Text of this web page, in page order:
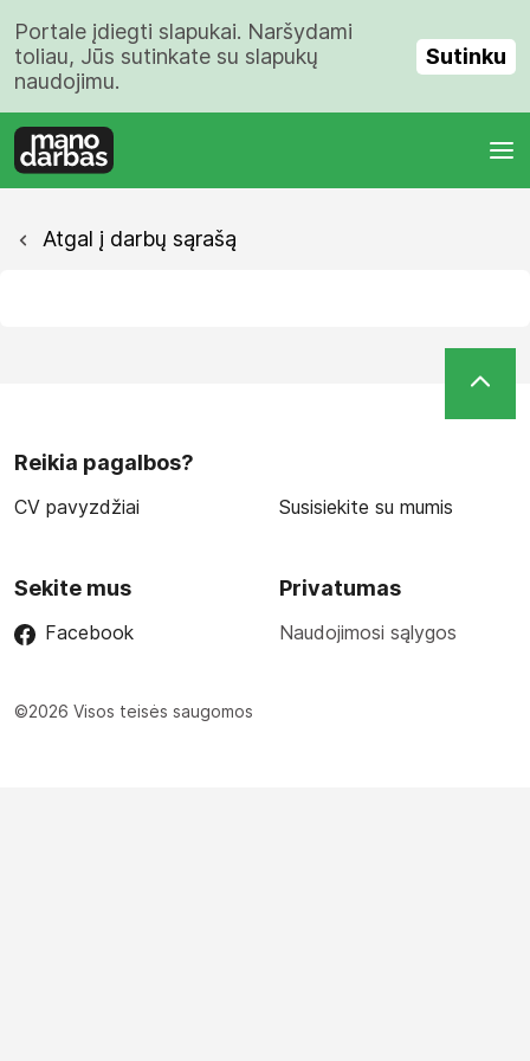
Portale įdiegti slapukai. Naršydami
toliau, Jūs sutinkate su slapukų
naudojimu.
Sutinku
Atgal į darbų sąrašą
Reikia pagalbos?
CV pavyzdžiai Susisiekite su mumis
Sekite mus
Facebook
Privatumas
Naudojimosi sąlygos
©2026 Visos teisės saugomos